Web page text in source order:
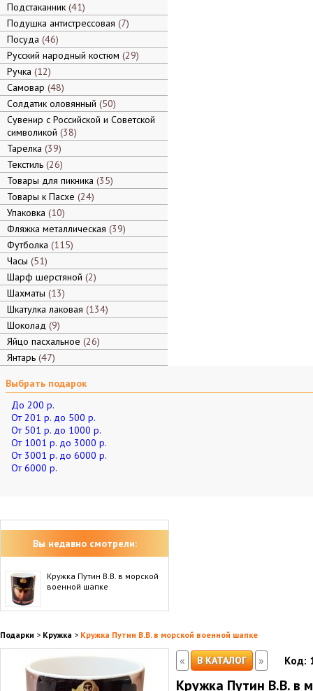
Подстаканник 41
Подушка антистрессовая 7
Посуда 46
Русский народный костюм 29
Ручка 12
Самовар 48
Солдатик оловянный 50
Сувенир с Российской и Советской
символикой 38
Тарелка 39
Текстиль 26
Товары для пикника 35
Товары к Пасхе 24
Упаковка 10
Фляжка металлическая 39
Футболка 115
Часы 51
Шарф шерстяной 2
Шахматы 13
Шкатулка лаковая 134
Шоколад 9
Яйцо пасхальное 26
Янтарь 47
Выбрать подарок
До 200 р.
От 201 р. до 500 р.
От 501 р. до 1000 р.
От 1001 р. до 3000 р.
От 3001 р. до 6000 р.
От 6000 р.
Вы недавно смотрели:
Кружка Путин В.В. в морской
военной шапке
Подарки > Кружка > Кружка Путин В.В. в морской военной шапке
« В КАТАЛОГ » Код:
Кружка Путин В.В. в